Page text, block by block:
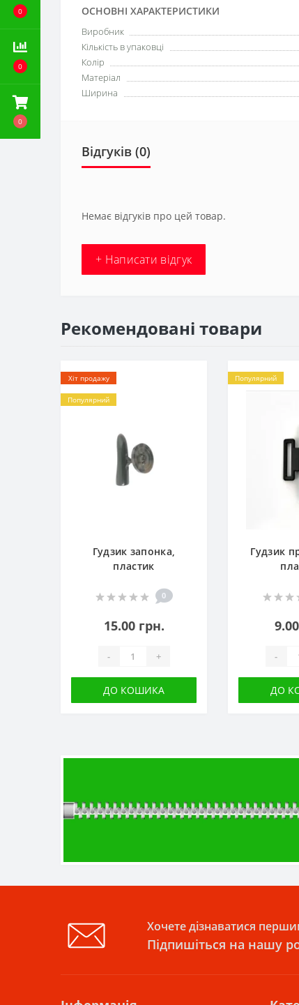
0
0
0
ОСНОВНІ ХАРАКТЕРИСТИКИ
Виробник
Кількість в упаковці
Колір
Матеріал
Ширина
Відгуків (0)
Немає відгуків про цей товар.
+ Написати відгук
Рекомендовані товари
Хіт продажу
Популярний
Гудзик запонка,
пластик
0
15.00 грн.
- +
ДО КОШИКА
Популярний
Гудзик
-
ДО
Хочете дізнаватися
Підпишіться на нашу